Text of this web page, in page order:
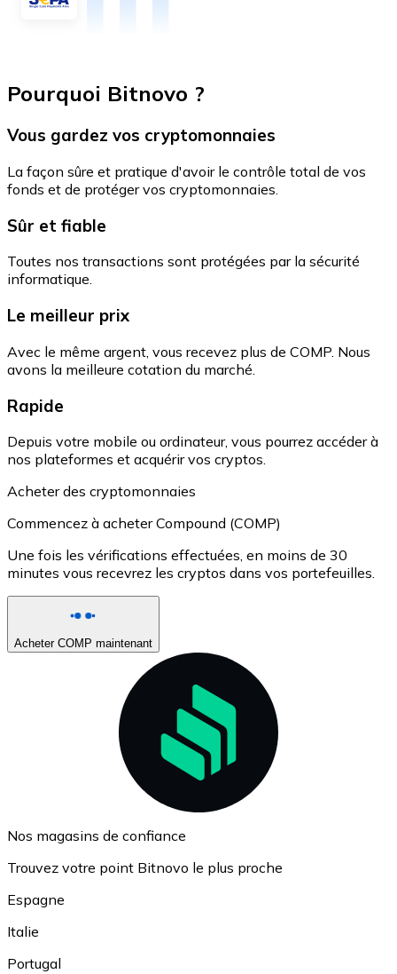
Pourquoi Bitnovo ?
Vous gardez vos cryptomonnaies
La façon sûre et pratique d'avoir le contrôle total de vos
fonds et de protéger vos cryptomonnaies.
Sûr et fiable
Toutes nos transactions sont protégées par la sécurité
informatique.
Le meilleur prix
Avec le même argent, vous recevez plus de COMP. Nous
avons la meilleure cotation du marché.
Rapide
Depuis votre mobile ou ordinateur, vous pourrez accéder à
nos plateformes et acquérir vos cryptos.
Acheter des cryptomonnaies
Commencez à acheter Compound (COMP)
Une fois les vérifications effectuées, en moins de 30
minutes vous recevrez les cryptos dans vos portefeuilles.
Acheter COMP maintenant
Nos magasins de confiance
Trouvez votre point Bitnovo le plus proche
Espagne
Italie
Portugal